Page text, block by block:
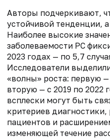
Авторы подчеркивают,
устойчивой тенденции,
Наиболее высокие
заболеваемости РС
2023 годах — по 5,7
Исследователи
«волны» роста: первую —
вторую — с 2019 по 2022
всплески могут быть
критериев
пациентов и
изменяющей течение